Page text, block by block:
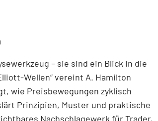
– sie sind ein Blick in die
Wellen“ vereint A. Hamilton
wie Preisbewegungen zyklisch
Prinzipien, Muster und praktische
Nachschlagewerk für Trader,